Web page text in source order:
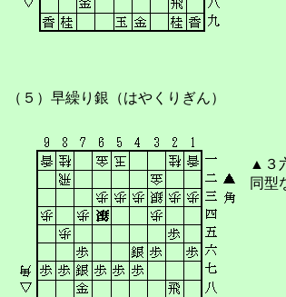
（５）早繰り銀（はやくりぎん）
▲３
同型